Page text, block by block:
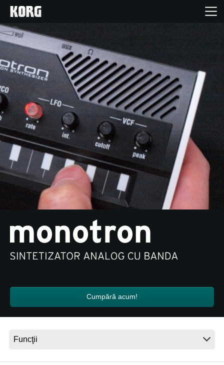
Produse
În Prim Plan
Eveniment
Asistență
Găsește un Magazin
Ştiri
Despre Korg
Cumpără acum!